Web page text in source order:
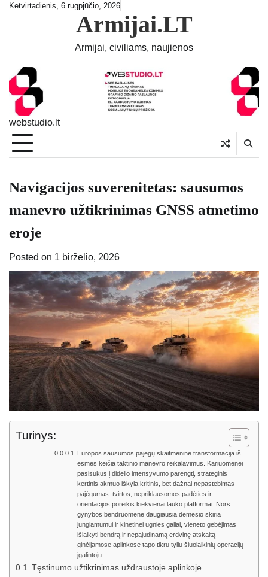
SkipKetvirtadienis, 6 rugpjūčio, 2026
Armijai.LT
Armijai, civiliams, naujienos
webstudio.lt
Navigacijos suverenitetas: sausumos
manevro užtikrinimas GNSS atmetimo
eroje
Posted on 1 birželio, 2026
Turinys:
Europos sausumos pajėgų skaitmeninė transformacija iš
esmės keičia taktinio manevro reikalavimus. Kariuomenei
pasisukus į didelio intensyvumo parengtį, strateginis
kertinis akmuo iškyla kritinis, bet dažnai nepastebimas
pajėgumas: tvirtos, nepriklausomos padėties ir
orientacijos poreikis kiekvienai lauko platformai. Nors
gynybos bendruomenė daugiausia dėmesio skiria
jungiamumui ir kinetinei ugnies galiai, vieneto gebėjimas
išlaikyti bendrą ir nepajudinamą erdvinę atskaitą
ginčijamose aplinkose tapo tikru tyliu šiuolaikinių operacijų
įgalintoju.
Tęstinumo užtikrinimas uždraustoje aplinkoje